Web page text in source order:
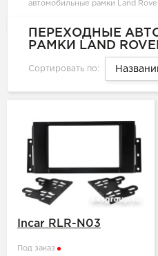
автомобильные рамки Land
ПЕРЕХОДНЫЕ
РАМКИ LAND
Сортировать по:
Incar RLR-N03
Под заказ